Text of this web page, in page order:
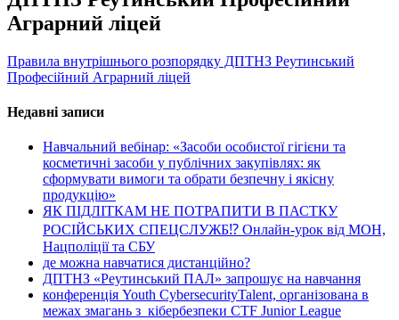
Аграрний ліцей
Правила внутрішнього розпорядку ДПТНЗ Реутинський
Професійний Аграрний ліцей
Недавні записи
Навчальний вебінар: «Засоби особистої гігієни та
косметичні засоби у публічних закупівлях: як
сформувати вимоги та обрати безпечну і якісну
продукцію»
ЯК ПІДЛІТКАМ НЕ ПОТРАПИТИ В ПАСТКУ
РОСІЙСЬКИХ СПЕЦСЛУЖБ⁉️ Онлайн-урок від МОН,
Нацполіції та СБУ
де можна навчатися дистанційно?
ДПТНЗ «Реутинський ПАЛ» запрошує на навчання
конференція Youth CybersecurityTalent, організована в
межах змагань з кібербезпеки CTF Junior League